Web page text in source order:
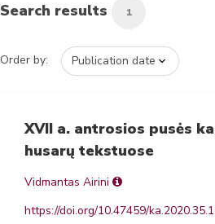
Search results 1
Order by:
XVII a. antrosios pusės
husarų tekstuose
Vidmantas Airini
https://doi.org/10.47459/ka.2020.35.1